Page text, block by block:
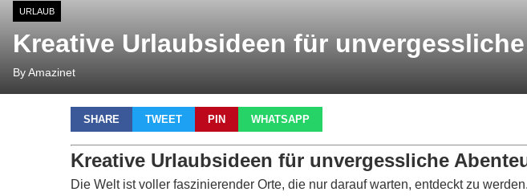
URLAUB
Kreative Urlaubsideen für
By Amazinet
SHARE TWEET PIN WHATSAPP
Kreative Urlaubsideen für unvergessliche
Die Welt ist voller faszinierender Orte, die nur darauf warten, entdeckt zu